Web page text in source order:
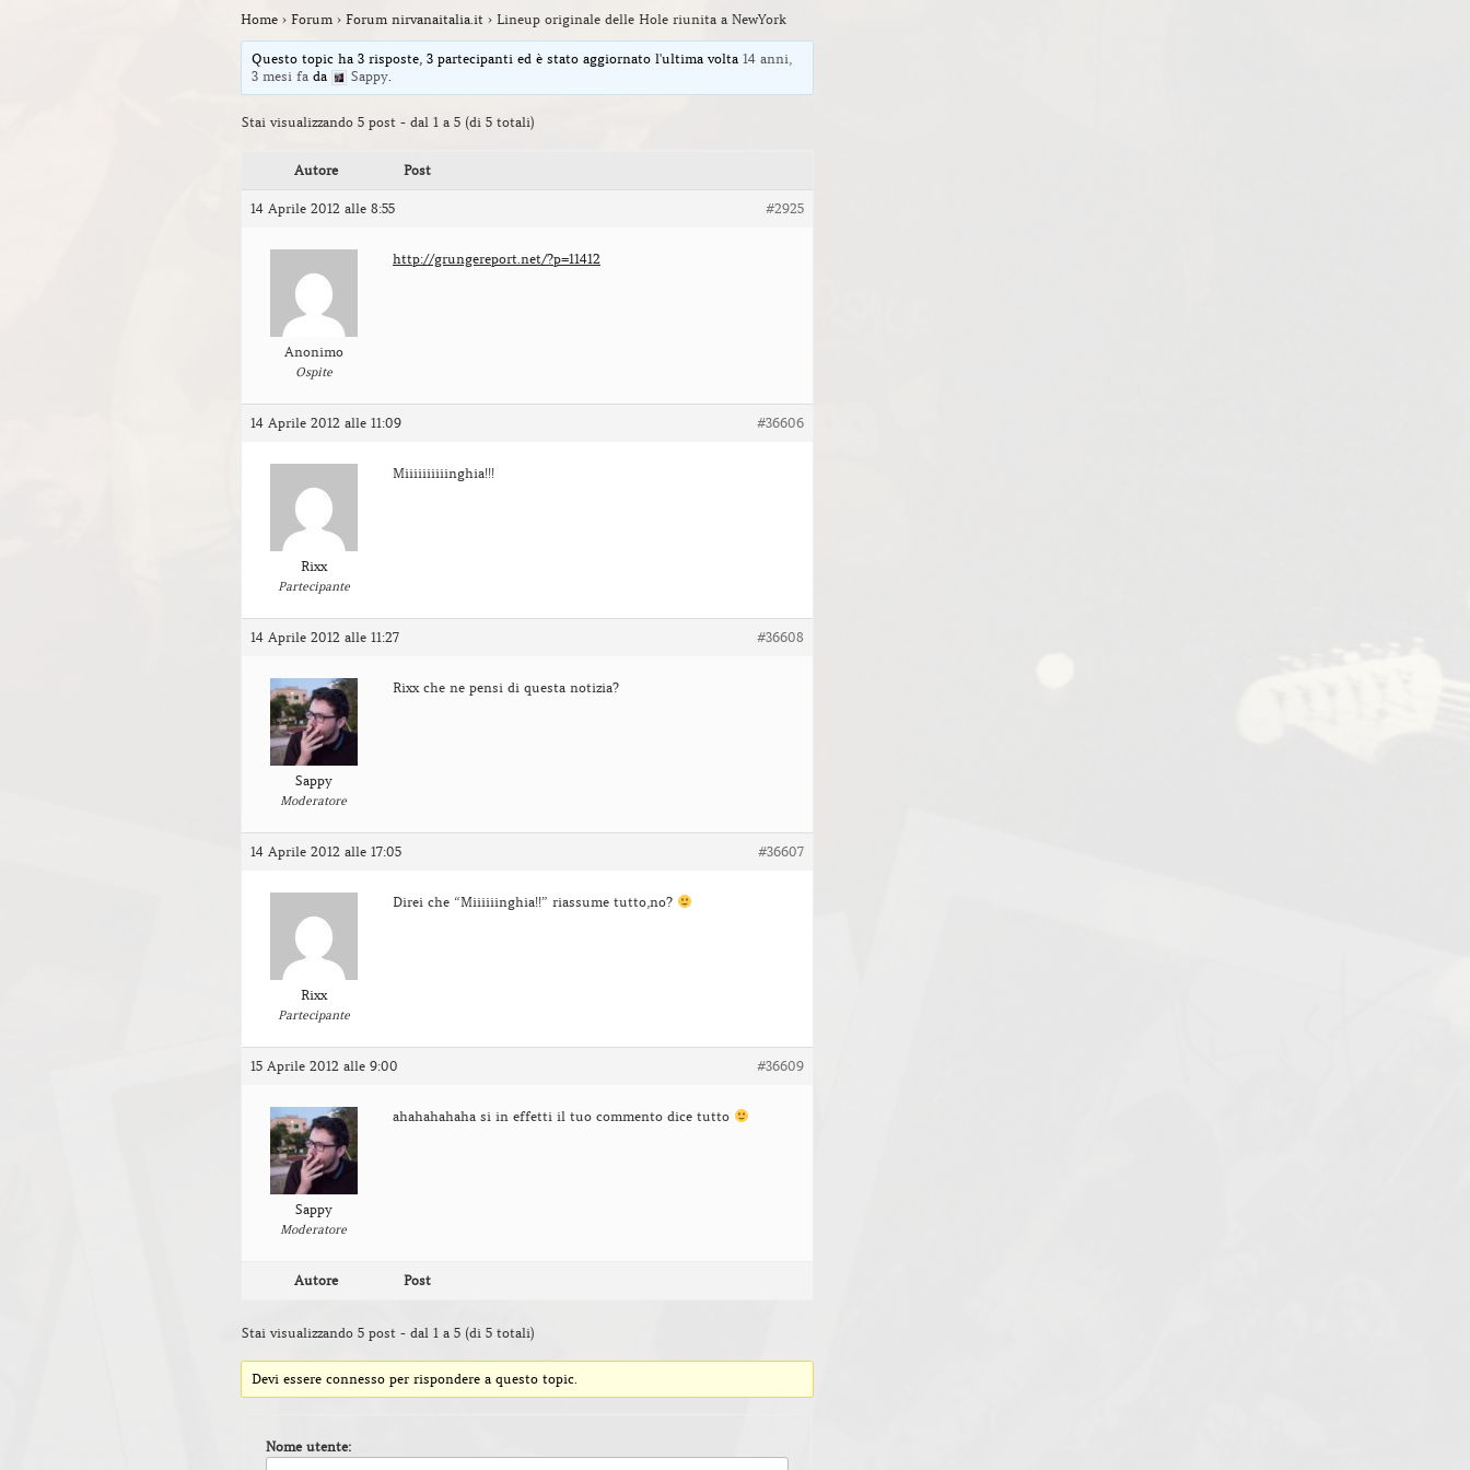
Home › Forum › Forum nirvanaitalia.it › Lineup originale delle Hole riunita a NewYork
Questo topic ha 3 risposte, 3 partecipanti ed è stato aggiornato l'ultima volta14 anni,
3 mesi fa da Sappy
Stai visualizzando 5 post - dal 1 a 5 (di 5 totali)
Autore Post
14 Aprile 2012 alle 8:55 #2925
Anonimo
Ospite
http://grungereport.net/?p=11412
14 Aprile 2012 alle 11:09 #36606
Rixx
Partecipante
Miiiiiiiiiinghia!!!
14 Aprile 2012 alle 11:27 #36608
Sappy
Moderatore
Rixx che ne pensi di questa notizia?
14 Aprile 2012 alle 17:05 #36607
Rixx
Partecipante
Direi che “Miiiiiinghia!!” riassume tutto,no?
15 Aprile 2012 alle 9:00 #36609
Sappy
Moderatore
ahahahahaha si in effetti il tuo commento dice tutto
Autore Post
Stai visualizzando 5 post - dal 1 a 5 (di 5 totali)
Devi essere connesso per rispondere a questo topic.
Nome utente: